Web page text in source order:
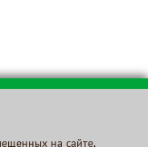
на сайте,